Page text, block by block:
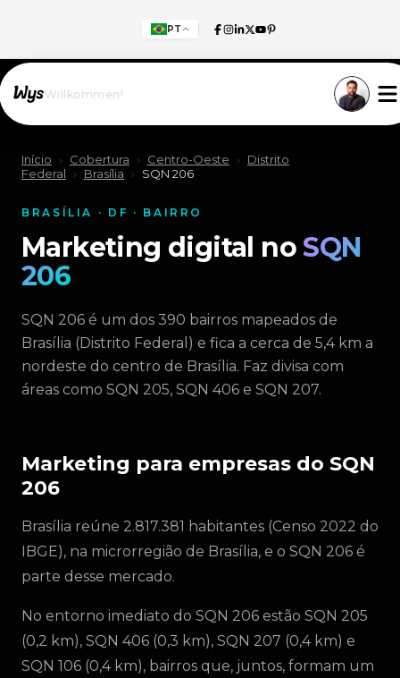
PT
Willkommen!
Início › Cobertura › Centro-Oeste ›
Distrito
Federal
› Brasília › SQN 206
BRASÍLIA · DF · BAIRRO
Marketing digital noSQN
206
SQN 206 é um dos 390 bairros mapeados de
Brasília (Distrito Federal) e fica a cerca de 5,4 km a
nordeste do centro de Brasília. Faz divisa com
áreas como SQN 205, SQN 406 e SQN 207.
Marketing para empresas do SQN
206
Brasília reúne 2.817.381 habitantes (Censo 2022 do
IBGE), na microrregião de Brasília, e o SQN 206 é
parte desse mercado.
No entorno imediato do SQN 206 estão SQN 205
(0,2 km), SQN 406 (0,3 km), SQN 207 (0,4 km) e
SQN 106 (0,4 km), bairros que, juntos, formam um